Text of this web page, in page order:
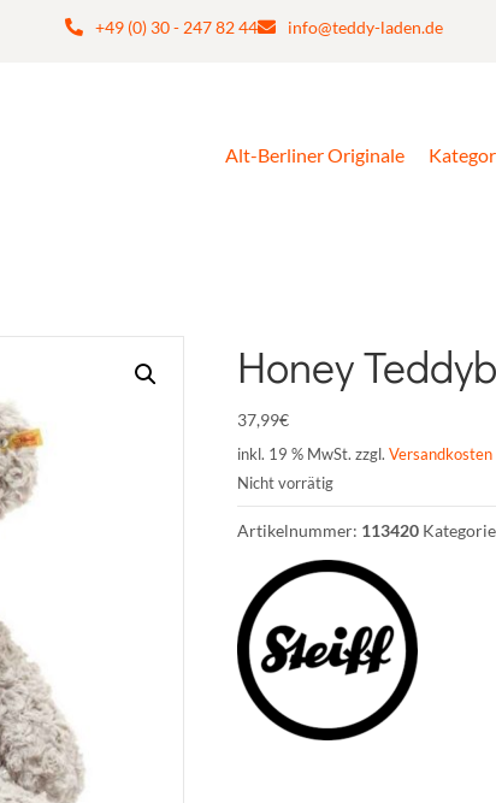
+49 (0) 30 - 247 82 44 info@teddy-laden.de
Alt-Berliner Originale
Honey
37,99€
inkl. 19 % MwSt. zzgl. Versandkosten
Nicht vorrätig
Artikelnummer: 113420